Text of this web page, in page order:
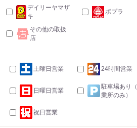
デイリーヤマザ
キ
ポプラ
その他の取扱
店
土曜日営業 24時間営業
日曜日営業
駐車場あり
業所のみ）
祝日営業